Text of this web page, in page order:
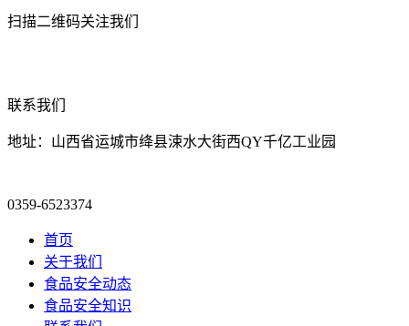
扫描二维码关注我们
联系我们
地址：山西省运城市绛县涑水大街西QY千亿工业园
0359-6523374
首页
关于我们
食品安全动态
食品安全知识